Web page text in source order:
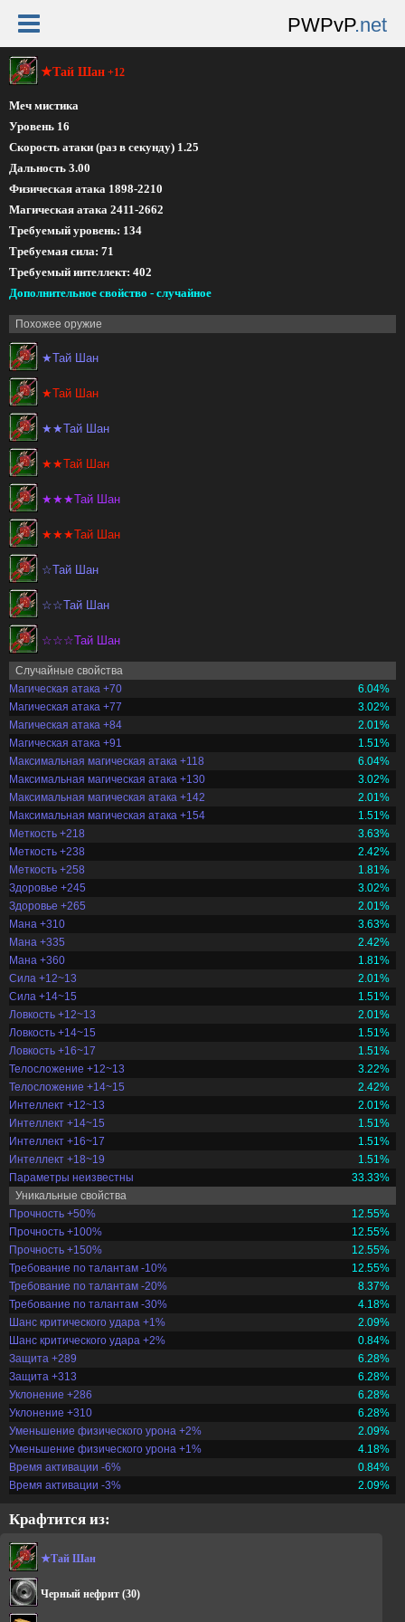
PWPvP.net
★Тай Шан +12
Меч мистика
Уровень 16
Скорость атаки (раз в секунду) 1.25
Дальность 3.00
Физическая атака 1898-2210
Магическая атака 2411-2662
Требуемый уровень: 134
Требуемая сила: 71
Требуемый интеллект: 402
Дополнительное свойство - случайное
Похожее оружие
★Тай Шан
★Тай Шан
★★Тай Шан
★★Тай Шан
★★★Тай Шан
★★★Тай Шан
☆Тай Шан
☆☆Тай Шан
☆☆☆Тай Шан
Случайные свойства
Магическая атака +70
6.04%
Магическая атака +77
3.02%
Магическая атака +84
2.01%
Магическая атака +91
1.51%
Максимальная магическая атака +118
6.04%
Максимальная магическая атака +130
3.02%
Максимальная магическая атака +142
2.01%
Максимальная магическая атака +154
1.51%
Меткость +218
3.63%
Меткость +238
2.42%
Меткость +258
1.81%
Здоровье +245
3.02%
Здоровье +265
2.01%
Мана +310
3.63%
Мана +335
2.42%
Мана +360
1.81%
Сила +12~13
2.01%
Сила +14~15
1.51%
Ловкость +12~13
2.01%
Ловкость +14~15
1.51%
Ловкость +16~17
1.51%
Телосложение +12~13
3.22%
Телосложение +14~15
2.42%
Интеллект +12~13
2.01%
Интеллект +14~15
1.51%
Интеллект +16~17
1.51%
Интеллект +18~19
1.51%
Параметры неизвестны
33.33%
Уникальные свойства
Прочность +50%
12.55%
Прочность +100%
12.55%
Прочность +150%
12.55%
Требование по талантам -10%
12.55%
Требование по талантам -20%
8.37%
Требование по талантам -30%
4.18%
Шанс критического удара +1%
2.09%
Шанс критического удара +2%
0.84%
Защита +289
6.28%
Защита +313
6.28%
Уклонение +286
6.28%
Уклонение +310
6.28%
Уменьшение физического урона +2%
2.09%
Уменьшение физического урона +1%
4.18%
Время активации -6%
0.84%
Время активации -3%
2.09%
Крафтится из:
★Тай Шан
Черный нефрит (30)